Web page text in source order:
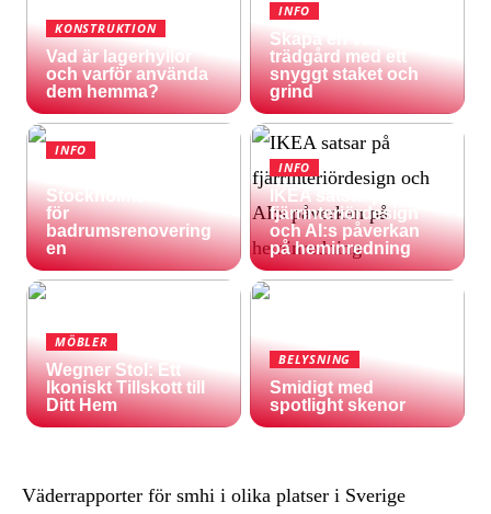
KONSTRUKTION
Vad är lagerhyllor
och varför använda
dem hemma?
INFO
Skapa en vacker
trädgård med ett
snyggt staket och
grind
INFO
Stockholms natur
för
badrumsrenovering
en
INFO
IKEA satsar på
fjärrinteriördesign
och AI:s påverkan
på heminredning
MÖBLER
Wegner Stol: Ett
Ikoniskt Tillskott till
Ditt Hem
BELYSNING
Smidigt med
spotlight skenor
Väderrapporter för smhi i olika platser i Sverige